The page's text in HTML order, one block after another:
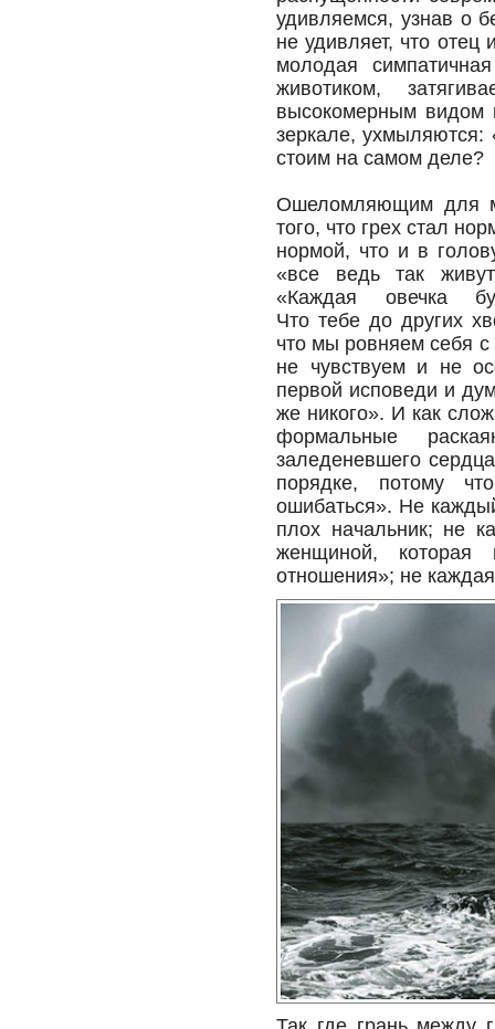
удивляемся, узнав о
не удивляет, что
молодая
животиком,
высокомерным видом
зеркале,
стоим на самом деле?
Ошеломляющим для
того, что грех стал
нормой, что и в
«все ведь так
«Каждая овечка
Что тебе до других
что мы ровняем себя
не чувствуем и не
первой исповеди и
же никого». И как
формальные
заледеневшего
порядке, потому
ошибаться». Не
плох начальник; не
женщиной,
отношения»; не